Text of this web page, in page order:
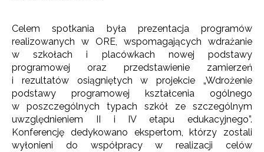
Celem spotkania była prezentacja programów
realizowanych w ORE, wspomagających wdrażanie
w szkołach i placówkach nowej podstawy
programowej oraz przedstawienie zamierzeń
i rezultatów osiągniętych w projekcie „Wdrożenie
podstawy programowej kształcenia ogólnego
w poszczególnych typach szkół ze szczególnym
uwzględnieniem II i IV etapu edukacyjnego”.
Konferencję dedykowano ekspertom, którzy zostali
wyłonieni do współpracy w realizacji celów